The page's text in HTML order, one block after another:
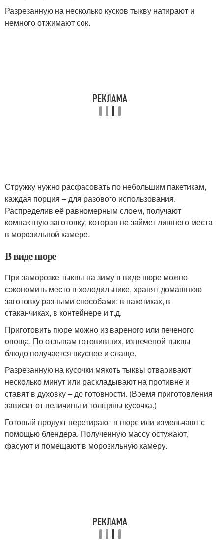
Разрезанную на несколько кусков тыкву натирают и
немного отжимают сок.
Стружку нужно расфасовать по небольшим пакетикам,
каждая порция – для разового использования.
Распределив её равномерным слоем, получают
компактную заготовку, которая не займет лишнего места
в морозильной камере.
В виде пюре
При заморозке тыквы на зиму в виде пюре можно
сэкономить место в холодильнике, хранят домашнюю
заготовку разными способами: в пакетиках, в
стаканчиках, в контейнере и т.д.
Приготовить пюре можно из вареного или печеного
овоща. По отзывам готовивших, из печеной тыквы
блюдо получается вкуснее и слаще.
Разрезанную на кусочки мякоть тыквы отваривают
несколько минут или раскладывают на противне и
ставят в духовку – до готовности. (Время приготовления
зависит от величины и толщины кусочка.)
Готовый продукт перетирают в пюре или измельчают с
помощью блендера. Полученную массу остужают,
фасуют и помещают в морозильную камеру.